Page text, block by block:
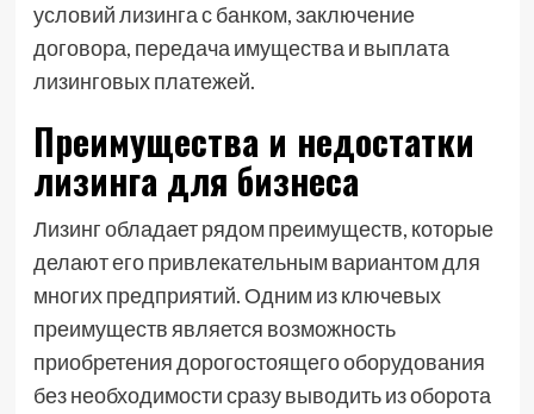
условий лизинга с банком, заключение
договора, передача имущества и выплата
лизинговых платежей.
Преимущества и недостатки
лизинга для бизнеса
Лизинг обладает рядом преимуществ, которые
делают его привлекательным вариантом для
многих предприятий. Одним из ключевых
преимуществ является возможность
приобретения дорогостоящего оборудования
без необходимости сразу выводить из оборота